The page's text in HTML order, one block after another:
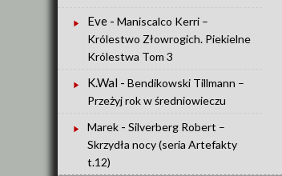
Eve - Maniscalco Kerri –
Królestwo Złowrogich. Piekielne
Królestwa Tom 3
K.Wal - Bendikowski Tillmann –
Przeżyj rok w średniowieczu
Marek - Silverberg Robert –
Skrzydła nocy (seria Artefakty
t.12)